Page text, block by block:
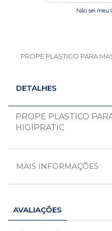
Não sei meu
PROPE PLASTICO PARA
DETALHES
PROPE PLASTICO
HIGIPRATIC
MAIS INFORMAÇÕES
AVALIAÇÕES